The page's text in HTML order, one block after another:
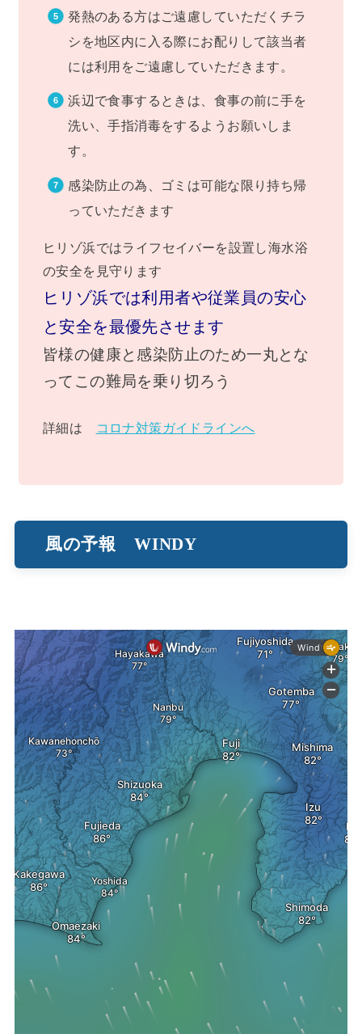
発熱のある方はご遠慮していただくチラ
シを地区内に入る際にお配りして該当者
には利用をご遠慮していただきます。
浜辺で食事するときは、食事の前に手を
洗い、手指消毒をするようお願いしま
す。
感染防止の為、ゴミは可能な限り持ち帰
っていただきます
ヒリゾ浜ではライフセイバーを設置し海水浴
の安全を見守ります
ヒリゾ浜では利用者や従業員の安心
と安全を最優先させます
皆様の健康と感染防止のため一丸とな
ってこの難局を乗り切ろう
詳細は コロナ対策ガイドラインへ
風の予報 WINDY